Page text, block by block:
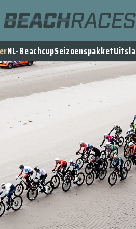
NL-BeachcupSeizoenspakket